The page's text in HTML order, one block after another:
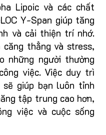
Lipoic và các chất
Y-Span giúp tăng
và cải thiện trí nhớ.
căng thẳng và stress,
những người thường
việc. Việc duy trì
sẽ giúp bạn luôn tỉnh
tập trung cao hơn,
việc và cuộc sống